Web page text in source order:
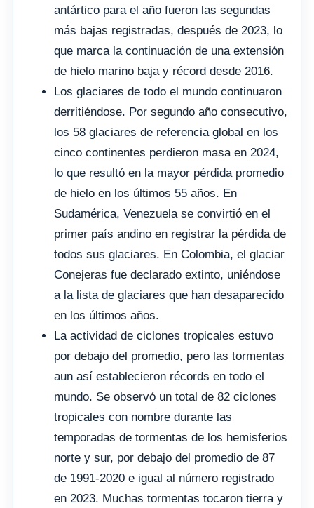
antártico para el año fueron las segundas
más bajas registradas, después de 2023, lo
que marca la continuación de una extensión
de hielo marino baja y récord desde 2016.
Los glaciares de todo el mundo continuaron
derritiéndose. Por segundo año consecutivo,
los 58 glaciares de referencia global en los
cinco continentes perdieron masa en 2024,
lo que resultó en la mayor pérdida promedio
de hielo en los últimos 55 años. En
Sudamérica, Venezuela se convirtió en el
primer país andino en registrar la pérdida de
todos sus glaciares. En Colombia, el glaciar
Conejeras fue declarado extinto, uniéndose
a la lista de glaciares que han desaparecido
en los últimos años.
La actividad de ciclones tropicales estuvo
por debajo del promedio, pero las tormentas
aun así establecieron récords en todo el
mundo. Se observó un total de 82 ciclones
tropicales con nombre durante las
temporadas de tormentas de los hemisferios
norte y sur, por debajo del promedio de 87
de 1991-2020 e igual al número registrado
en 2023. Muchas tormentas tocaron tierra y